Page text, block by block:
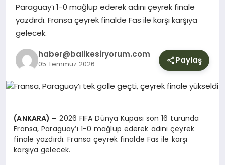
DIŞ
Paraguay’ı 1-0 mağlup ederek adını çeyrek finale
yazdırdı. Fransa çeyrek finalde Fas ile karşı karşıya
gelecek.
haber@balikesiryorum.com
05 Temmuz 2026 Paylaş
(ANKARA) – 2026 FIFA Dünya Kupası son 16 turunda
Fransa, Paraguay’ı 1-0 mağlup ederek adını çeyrek
finale yazdırdı. Fransa çeyrek finalde Fas ile karşı
karşıya gelecek.